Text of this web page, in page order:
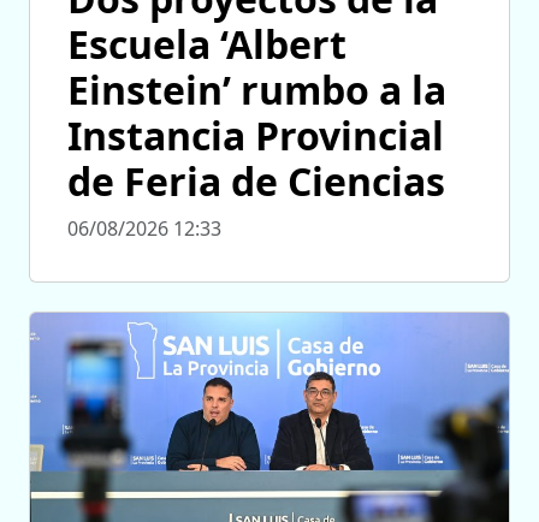
Escuela ‘Albert
Einstein’ rumbo a la
Instancia Provincial
de Feria de Ciencias
06/08/2026 12:33